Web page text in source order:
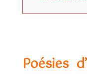
Poésies